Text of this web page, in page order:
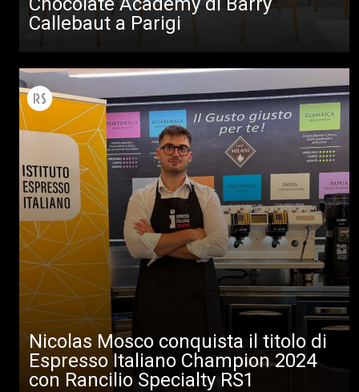
Callebaut a Parigi
Nicolas Mosco conquista il titolo di
Espresso Italiano Champion 2024
con Rancilio Specialty RS1